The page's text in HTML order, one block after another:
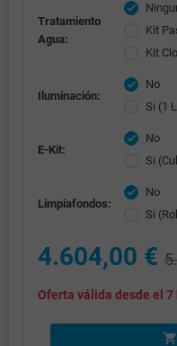
Tratamiento
Agua:
check
Kit
Kit
Iluminación:
check
No
Si (1
E-Kit:
check
No
Si
Limpiafondos:
check
No
Si
4.604,00 €
Oferta válida desde el
shopping_cart